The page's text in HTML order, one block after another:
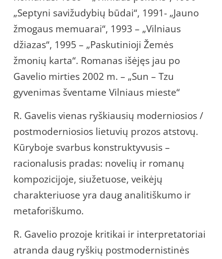
„Septyni savižudybių būdai“, 1991- „Jauno
žmogaus memuarai“, 1993 – „Vilniaus
džiazas“, 1995 – „Paskutinioji Žemės
žmonių karta“. Romanas išėjęs jau po
Gavelio mirties 2002 m. – „Sun – Tzu
gyvenimas šventame Vilniaus mieste“
R. Gavelis vienas ryškiausių moderniosios /
postmoderniosios lietuvių prozos atstovų.
Kūryboje svarbus konstruktyvusis –
racionalusis pradas: novelių ir romanų
kompozicijoje, siužetuose, veikėjų
charakteriuose yra daug analitiškumo ir
metaforiškumo.
R. Gavelio prozoje kritikai ir interpretatoriai
atranda daug ryškių postmodernistinės